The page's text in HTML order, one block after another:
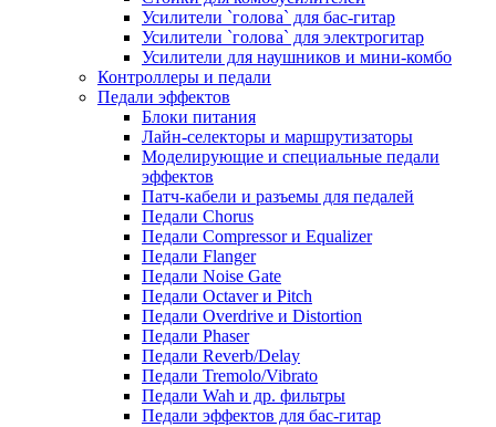
Усилители `голова` для бас-гитар
Усилители `голова` для электрогитар
Усилители для наушников и мини-комбо
Контроллеры и педали
Педали эффектов
Блоки питания
Лайн-селекторы и маршрутизаторы
Моделирующие и специальные педали
эффектов
Патч-кабели и разъемы для педалей
Педали Chorus
Педали Compressor и Equalizer
Педали Flanger
Педали Noise Gate
Педали Octaver и Pitch
Педали Overdrive и Distortion
Педали Phaser
Педали Reverb/Delay
Педали Tremolo/Vibrato
Педали Wah и др. фильтры
Педали эффектов для бас-гитар